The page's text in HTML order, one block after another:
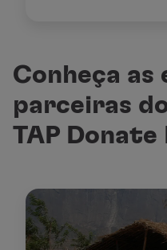
Conheça as
parceiras
TAP Donate